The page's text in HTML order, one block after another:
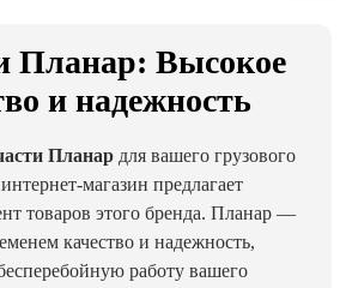
Планар: Высокое
и надежность
Планар для вашего грузового
магазин предлагает
товаров этого бренда. Планар —
качество и надежность,
работу вашего